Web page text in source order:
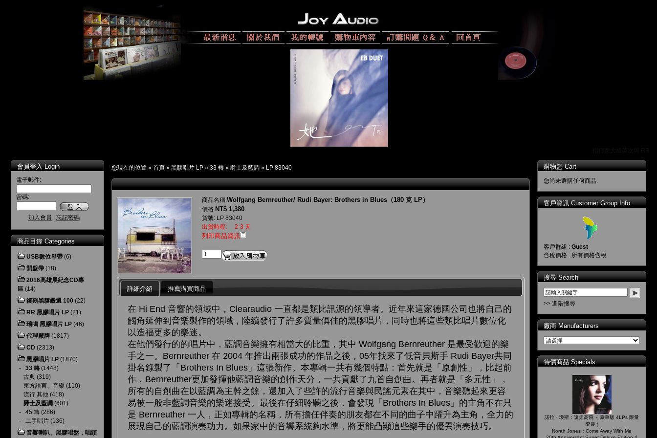
會員登入 Login
電子郵件:
密碼:
加入會員 忘記密碼
商品目錄 Categories
USB數位母帶 (6)
開盤帶 (18)
2016高雄展紀念CD專
區 (14)
復刻黑膠嚴選 100 (22)
RR 黑膠唱片 LP (21)
瑞鳴 黑膠唱片 LP (46)
代理廠牌 (1817)
CD (2313)
黑膠唱片 LP (1870)
- 33 轉 (1448)
古典 (319)
東方語言、音樂 (110)
流行 其他 (418)
爵士及藍調 (601)
- 45 轉 (286)
- 二手唱片 (136)
音響喇叭、黑膠唱盤，唱頭
您現在的位置 » 首頁 » 黑膠唱片 LP » 33 轉 » 爵士及藍調 » LP 83040
商品名稱:Wolfgang Bernreuther/ Rudi Bayer: Brothers in Blues（180 克 LP）
價格:NT$ 1,380
貨號: LP 83040
出貨時程:
2-3 天
列印商品資訊
詳細介紹 推薦購買商品
在 Hi End 音響的領域中，Clearaudio 一直都是類比訊源的領導者。近年來這家德國公司也將自己的
觸角延伸到音樂製作的領域，陸續發行了許多質量俱佳的黑膠唱片，同時也將這些類比唱片數位化
以造福更多的樂迷。
在他們發行的的唱片中，藍調音樂擁有相當大的比重，其中 Wolfgang Bernreuther 是最受歡迎的樂
手之一。Bernreuther 在 2004 年推出兩張成功的作品之後，05年找來了低音貝斯手 Rudi Bayer共同
掛名錄製了「Brothers In Blues」這張新作。本專輯一共有幾個特點：首先就是「原創性」，比起前
作，Bernreuther更加發揮他藍調音樂的創作天分，一共貢獻了九首自創曲。再者就是「多元性」，
所有的自創曲在以藍調為主幹之餘，還加入了些許的流行音樂與民謠元素在其中，音樂聽起來更容
易被一般非藍調音樂的樂迷接受。最後在仔細聆聽之後，會發現「Brothers In Blues」的主角不在只
是 Bernreuther 一人，正如專輯的名稱，所有擔任伴奏的朋友都在不同的曲子中躍升為主角，全力的
展現自己的藍調演奏功力。如果家中的音響系統夠水準，將更能凸顯這些樂手的優異演奏技巧。
購物籃 Cart
您尚未選購任何商品.
客戶資訊 Customer Group Info
客戶群組 : Guest
含稅價格 : 所有價格含稅
搜尋 Search
>> 進階搜尋
廠商 Manufacturers
特價商品 Specials
諾拉・瓊斯：遠走高飛（ 豪華版 4LPs 限量
套裝 )
Norah Jones：Come Away With Me